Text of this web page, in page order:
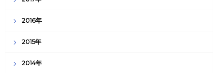
2016年
2015年
2014年